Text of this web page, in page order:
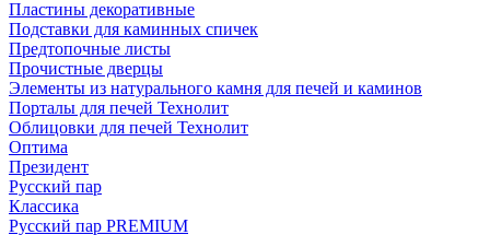
Пластины декоративные
Подставки для каминных спичек
Предтопочные листы
Прочистные дверцы
Элементы из натурального камня для печей и каминов
Порталы для печей Технолит
Облицовки для печей Технолит
Оптима
Президент
Русский пар
Классика
Русский пар PREMIUM